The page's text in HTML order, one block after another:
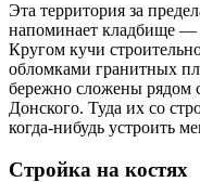
Эта территория за
напоминает кладбище —
Кругом кучи
обломками гранитных
бережно сложены рядом
Донского. Туда их со
когда-нибудь устроить
Стройка на костях